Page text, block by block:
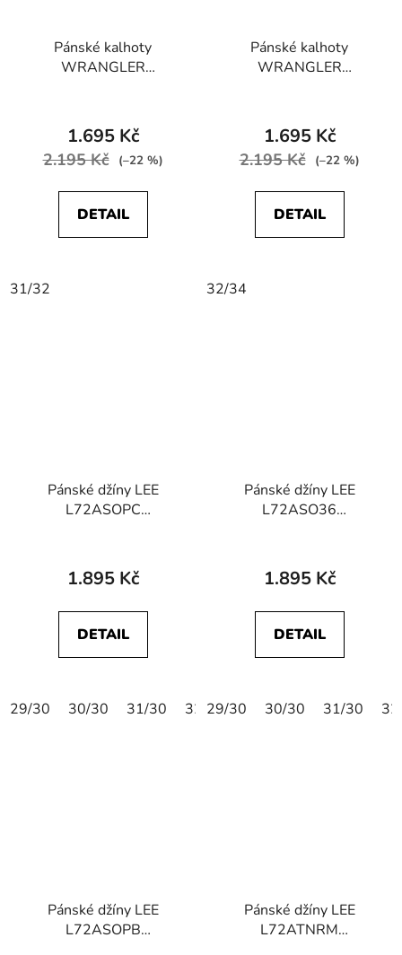
Pánské kalhoty
WRANGLER
STRETCH Teak
1.695 Kč
2.195 Kč (–22 %)
DETAIL
31/32
Pánské kalhoty
WRANGLER
STRETCH Militare
Green
1.695 Kč
2.195 Kč (–22 %)
DETAIL
32/34
Pánské džíny LEE
L72ASOPC
1.895 Kč
DETAIL
29/30 30/30 31/30 32/30 33/30 34/30 36/30
Pánské džíny LEE
L72ASO36
1.895 Kč
DETAIL
29/30 30/30 31/30
Pánské džíny LEE
L72ASOPB
Pánské džíny LEE
L72ATNRM